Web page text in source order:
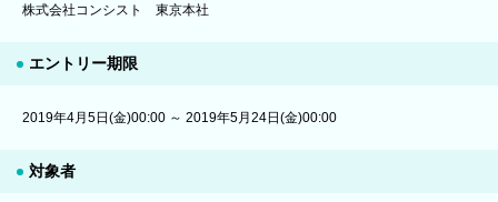
株式会社コンシスト 東京本社
エントリー期限
2019年4月5日(金)00:00 ～ 2019年5月24日(金)00:00
対象者